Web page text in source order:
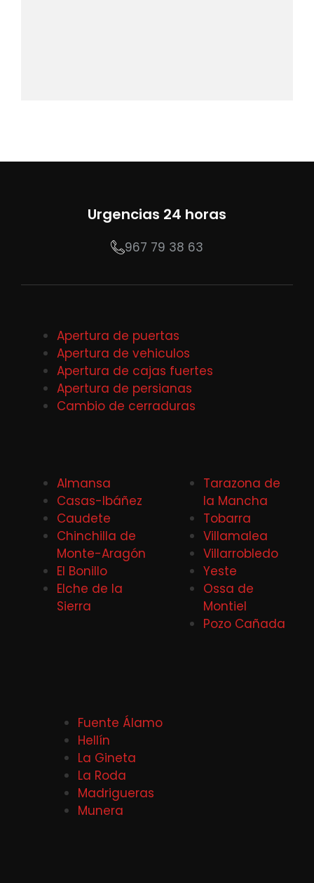
Urgencias 24 horas
967 79 38 63
Apertura de puertas
Apertura de vehiculos
Apertura de cajas fuertes
Apertura de persianas
Cambio de cerraduras
Almansa
Casas-Ibáñez
Caudete
Chinchilla de
Monte-Aragón
El Bonillo
Elche de la
Sierra
Tarazona de
la Mancha
Tobarra
Villamalea
Villarrobledo
Yeste
Ossa de
Montiel
Pozo Cañada
Fuente Álamo
Hellín
La Gineta
La Roda
Madrigueras
Munera